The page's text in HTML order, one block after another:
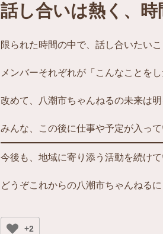
話し合いは熱く、
限られた時間の中で、話し合いたいこ
メンバーそれぞれが「こんなことを
改めて、八潮市ちゃんねるの未来は
みんな、この後に仕事や予定が入っ
今後も、地域に寄り添う活動を続けて
どうぞこれからの八潮市ちゃんねる
+2